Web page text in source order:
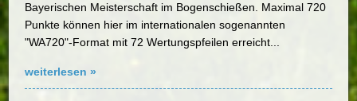
Bayerischen Meisterschaft im Bogenschießen. Maximal 720
Punkte können hier im internationalen sogenannten
"WA720"-Format mit 72 Wertungspfeilen erreicht...
weiterlesen »